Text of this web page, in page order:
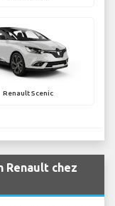
Renault Scenic
Renault chez